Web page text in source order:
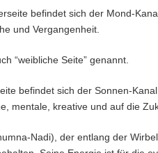
befindet sich der Mond-
und Vergangenheit.
“weibliche Seite” genannt.
befindet sich der Sonnen-
mentale, kreative und auf die
Nadi), der entlang der